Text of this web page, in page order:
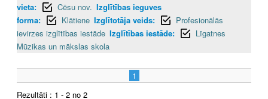
vieta:
Cēsu nov. Izglītības ieguves
forma:
Klātiene Izglītotāja veids:
Profesionālās
ievirzes izglītības iestāde Izglītības iestāde:
Līgatnes
Mūzikas un mākslas skola
1
Rezultāti : 1 - 2 no 2